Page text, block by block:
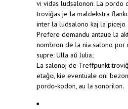
vi vidas ludsalonon. La pordo
troviĝas je la maldekstra
inter la ludsalono kaj la picejo
Prefere demandu antaue la
nombron de la nia salono por
supre: Ulla aŭ Julia;
La salonoj de Treffpunkt
etaĝo, kie eventuale oni
pordo-kodon, au la sonorilon.